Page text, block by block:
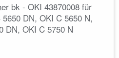
bk - OKI 43870008 für
DN, OKI C 5650 N,
DN, OKI C 5750 N